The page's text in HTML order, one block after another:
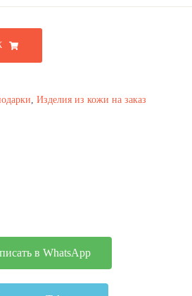
, Изделия из кожи на заказ
в WhatsApp